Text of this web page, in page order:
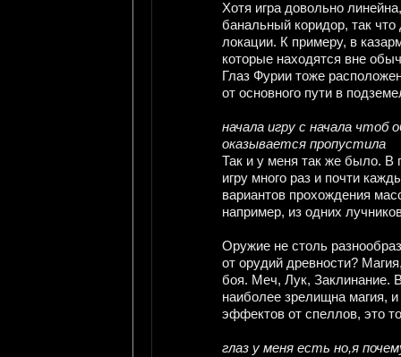
Хотя игра довольно
банальный коридор, так
локации. К примеру, в
которые находятся вне
Глаз Фурии тоже
от основного пути в
начала игру с начала
оказывается пропустила
Так и у меня так же было. В
игру много раз и почти
вариантов прохождения
например, из одних
Оружие не столь
от орудий древности?
боя. Меч, Лук, Заклинание.
наиболее зрелищна магия,
эффектов от спеллов, это
глаз у меня есть но,я